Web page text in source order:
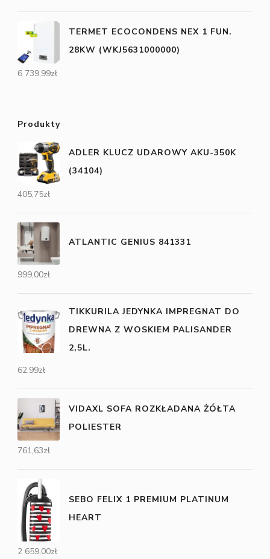
TERMET ECOCONDENS NEX 1 FUN.
28KW (WKJ5631000000)
6 739,99zł
Produkty
ADLER KLUCZ UDAROWY AKU-350K
(34104)
405,75zł
ATLANTIC GENIUS 841331
999,00zł
TIKKURILA JEDYNKA IMPREGNAT DO
DREWNA Z WOSKIEM PALISANDER
2,5L.
62,99zł
VIDAXL SOFA ROZKŁADANA ŻÓŁTA
POLIESTER
761,63zł
SEBO FELIX 1 PREMIUM PLATINUM
HEART
2 659,00zł